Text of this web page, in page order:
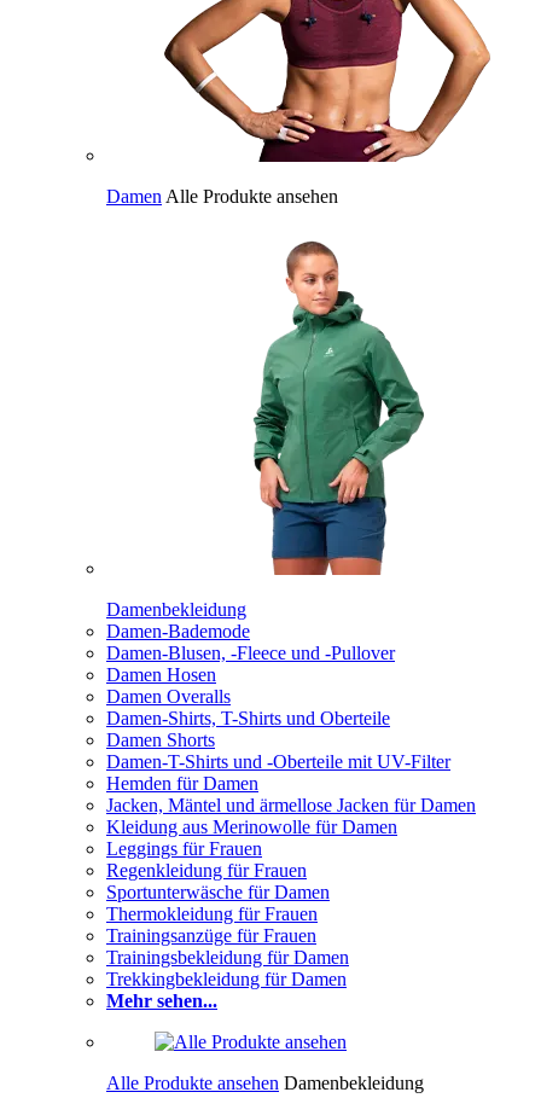
Damen Alle Produkte ansehen
Damenbekleidung
Damen-Bademode
Damen-Blusen, -Fleece und -Pullover
Damen Hosen
Damen Overalls
Damen-Shirts, T-Shirts und Oberteile
Damen Shorts
Damen-T-Shirts und -Oberteile mit UV-Filter
Hemden für Damen
Jacken, Mäntel und ärmellose Jacken für Damen
Kleidung aus Merinowolle für Damen
Leggings für Frauen
Regenkleidung für Frauen
Sportunterwäsche für Damen
Thermokleidung für Frauen
Trainingsanzüge für Frauen
Trainingsbekleidung für Damen
Trekkingbekleidung für Damen
Mehr sehen...
Alle Produkte ansehen Damenbekleidung